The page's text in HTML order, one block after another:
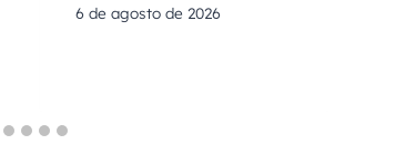
6 de agosto de 2026